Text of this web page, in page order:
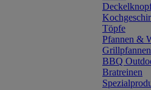
Töpfe
Pfannen &
Grillpfannen
BBQ
Bratreinen